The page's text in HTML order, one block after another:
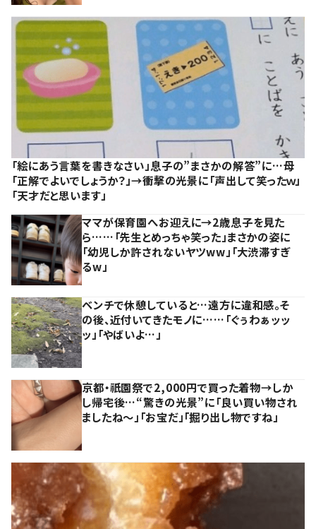
「絵にあう言葉を書きなさい」息子の”まさかの解答”に…母
「正解でよいでしょうか？」→衝撃の光景に「声出して笑ったｗ」
「天才だと思います」
ママが保育園へお迎えに→2歳息子を見た
ら……「先生とめっちゃ笑った」まさかの姿に
「幼児しか許されないヤツww」「大渋滞すぎ
るw」
ベンチで休憩していると…遠方に違和感。そ
の後、近付いてきたモノに……「ぐぅわぁッッ
ッ」「やばいよ…」
京都・祇園祭で2,000円で買った着物→しか
し帰宅後…“驚きの光景”に「良い買い物され
ましたね～」「お宝だ」「掘り出し物ですね」